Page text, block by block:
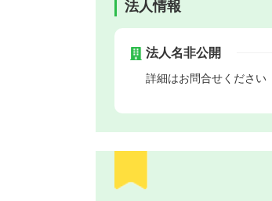
法人情報
法人名非公開
詳細はお問合せください